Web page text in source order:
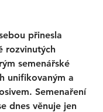
přinesla
rozvinutých
semenářské
unifikovaným a
Semenaření
dnes věnuje jen